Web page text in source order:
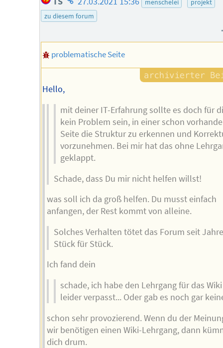
des
menschelei
projekt
zu diesem forum
problematische Seite
Hello,
mit deiner IT-Erfahrung sollte es doch für
kein Problem sein, in einer schon
Seite die Struktur zu erkennen und
vorzunehmen. Bei mir hat das ohne
geklappt.
Schade, dass Du mir nicht helfen willst!
was soll ich da groß helfen. Du musst einfach
anfangen, der Rest kommt von alleine.
Solches Verhalten tötet das Forum seit
Stück für Stück.
Ich fand dein
schade, ich habe den Lehrgang für das Wiki
leider verpasst... Oder gab es noch gar
schon sehr provozierend. Wenn du der
wir benötigen einen Wiki-Lehrgang, dann
dich drum.